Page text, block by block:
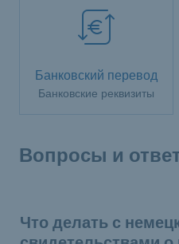
Банковский перевод
Банковские реквизиты
Вопросы и
Что делать с